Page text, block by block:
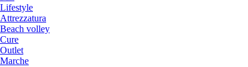
Lifestyle
Attrezzatura
Beach volley
Cure
Outlet
Marche